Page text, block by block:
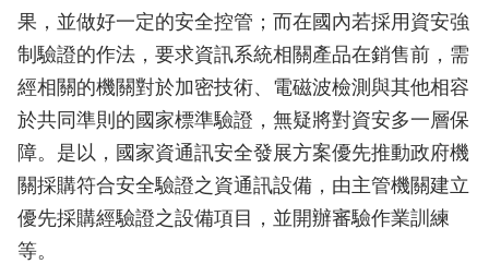
果，並做好一定的安全控管；而在國內若採用資安強
制驗證的作法，要求資訊系統相關產品在銷售前，需
經相關的機關對於加密技術、電磁波檢測與其他相容
於共同準則的國家標準驗證，無疑將對資安多一層保
障。是以，國家資通訊安全發展方案優先推動政府機
關採購符合安全驗證之資通訊設備，由主管機關建立
優先採購經驗證之設備項目，並開辦審驗作業訓練
等。